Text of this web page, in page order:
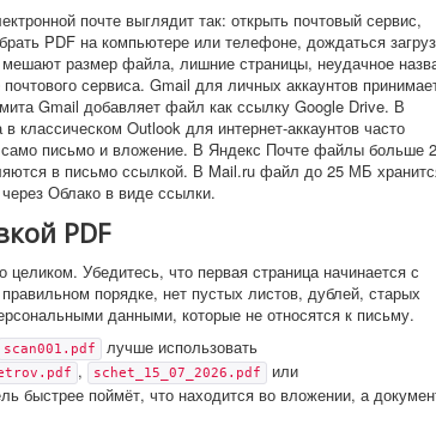
почте выглядит так: открыть почтовый сервис,
PDF на компьютере или телефоне, дождаться
размер файла, лишние страницы, неудачное
сервиса. Gmail для личных аккаунтов
Gmail добавляет файл как ссылку Google Drive. В
Outlook для интернет-аккаунтов часто
письмо и вложение. В Яндекс Почте файлы больше
в письмо ссылкой. В Mail.ru файл до 25 МБ
Облако в виде ссылки.
PDF
Убедитесь, что первая страница начинается с
порядке, нет пустых листов, дублей, старых
данными, которые не относятся к письму.
scan001.pdf лучше использовать
, schet_15_07_2026.pdf или
быстрее поймёт, что находится во вложении, а